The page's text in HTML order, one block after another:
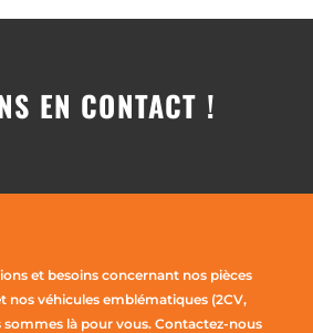
EN CONTACT !
et besoins concernant nos pièces
nos véhicules emblématiques (2CV,
sommes là pour vous. Contactez-nous